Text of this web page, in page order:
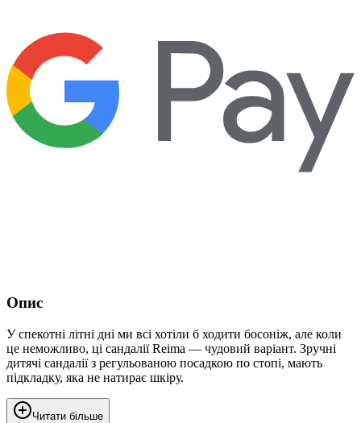
Опис
У спекотні літні дні ми всі хотіли б ходити босоніж, але коли
це неможливо, ці сандалії Reima — чудовий варіант. Зручні
дитячі сандалії з регульованою посадкою по стопі, мають
підкладку, яка не натирає шкіру.
Читати більше